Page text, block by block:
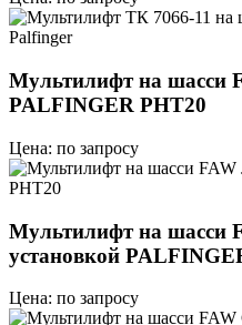
Мультилифт на шасси
PALFINGER PHT20
Цена: по запросу
Мультилифт на шасси
уcтановкой
Цена: по запросу